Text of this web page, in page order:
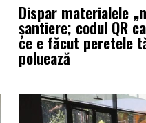
Dispar materialele
șantiere; codul QR
ce e făcut peretele
poluează